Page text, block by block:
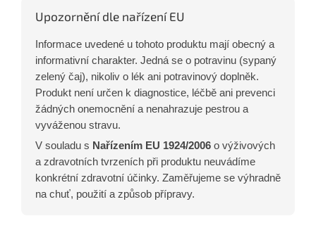
Upozornění dle nařízení EU
Informace uvedené u tohoto produktu mají obecný a
informativní charakter. Jedná se o potravinu (sypaný
zelený čaj), nikoliv o lék ani potravinový doplněk.
Produkt není určen k diagnostice, léčbě ani prevenci
žádných onemocnění a nenahrazuje pestrou a
vyváženou stravu.
V souladu s Nařízením EU 1924/2006 o výživových
a zdravotních tvrzeních při produktu neuvádíme
konkrétní zdravotní účinky. Zaměřujeme se výhradně
na chuť, použití a způsob přípravy.